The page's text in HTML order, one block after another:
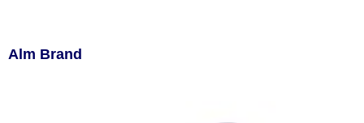
Alm Brand